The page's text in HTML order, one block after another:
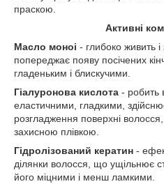
праскою.
Активні
Масло моноі - глибоко живить
попереджає появу посічених
гладеньким і блискучими.
Гіалуронова кислота - робить
еластичними, гладкими,
розгладження поверхні
захисною плівкою.
Гідролізований кератин -
ділянки волосся, що ущільнює
його міцними і менш ламкими.